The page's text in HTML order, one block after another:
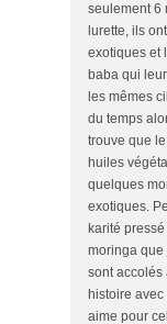
seulement 6
lurette, ils
exotiques et
baba qui
les mêmes
du temps
trouve que
huiles
quelques
exotiques.
karité
moringa que
sont accolés
histoire
aime pour